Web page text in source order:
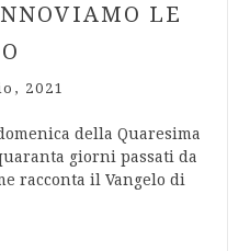
LE
2021
della Quaresima
giorni passati da
racconta il Vangelo di